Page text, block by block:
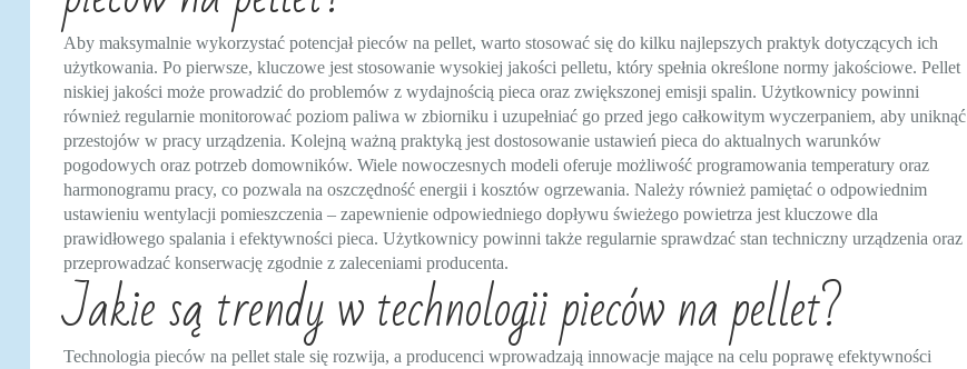
Aby maksymalnie wykorzystać potencjał pieców na pellet, warto stosować się do kilku najlepszych praktyk dotyczących ich
użytkowania. Po pierwsze, kluczowe jest stosowanie wysokiej jakości pelletu, który spełnia określone normy jakościowe. Pellet
niskiej jakości może prowadzić do problemów z wydajnością pieca oraz zwiększonej emisji spalin. Użytkownicy powinni
również regularnie monitorować poziom paliwa w zbiorniku i uzupełniać go przed jego całkowitym wyczerpaniem, aby uniknąć
przestojów w pracy urządzenia. Kolejną ważną praktyką jest dostosowanie ustawień pieca do aktualnych warunków
pogodowych oraz potrzeb domowników. Wiele nowoczesnych modeli oferuje możliwość programowania temperatury oraz
harmonogramu pracy, co pozwala na oszczędność energii i kosztów ogrzewania. Należy również pamiętać o odpowiednim
ustawieniu wentylacji pomieszczenia – zapewnienie odpowiedniego dopływu świeżego powietrza jest kluczowe dla
prawidłowego spalania i efektywności pieca. Użytkownicy powinni także regularnie sprawdzać stan techniczny urządzenia oraz
przeprowadzać konserwację zgodnie z zaleceniami producenta.
Jakie są trendy w technologii pieców na pellet?
Technologia pieców na pellet stale się rozwija, a producenci wprowadzają innowacje mające na celu poprawę efektywności